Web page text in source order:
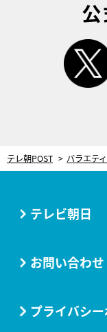
テレ朝POST バラエティ
テレビ朝日
お問い合わせ
プライバシ